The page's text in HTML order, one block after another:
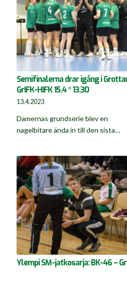
Semifinalerna drar igång i
GrIFK-HIFK 15.4 * 13.30
13.4.2023
Damernas grundserie blev en
nagelbitare ända in till den sista…
Ylempi SM-jatkosarja: BK-46 –